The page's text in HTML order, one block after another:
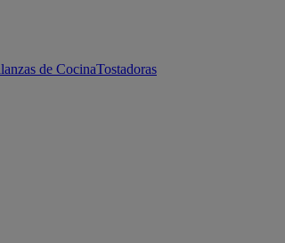
de CocinaTostadoras